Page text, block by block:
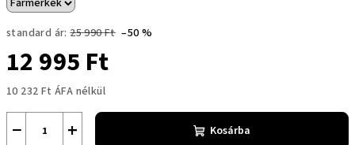
standard ár: 25 990 Ft –50 %
12 995 Ft
10 232 Ft ÁFA nélkül
+
− Kosárba